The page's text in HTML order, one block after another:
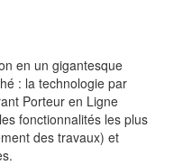
en un gigantesque
: la technologie par
Porteur en Ligne
fonctionnalités les plus
des travaux) et